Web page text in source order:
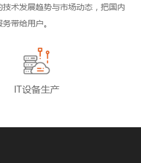
术发展趋势与市场动态，把国内
带给用户。
IT设备生产